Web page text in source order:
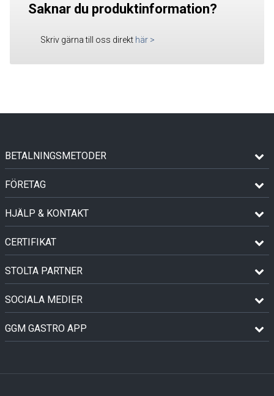
Saknar du produktinformation?
Skriv gärna till oss direkt här >
BETALNINGSMETODER
FÖRETAG
HJÄLP & KONTAKT
CERTIFIKAT
STOLTA PARTNER
SOCIALA MEDIER
GGM GASTRO APP